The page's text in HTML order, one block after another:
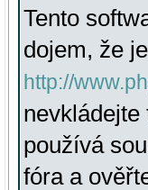
Tento
dojem, že
http://
nevkládejte
používá
fóra a